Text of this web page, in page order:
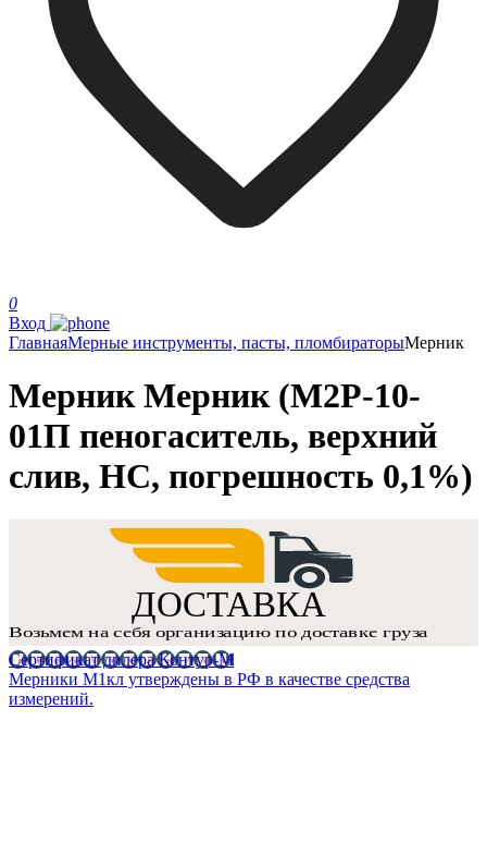
0
Вход
ГлавнаяМерные инструменты, пасты, пломбираторыМерник
Мерник Мерник (М2Р-10-
01П пеногаситель, верхний
слив, НС, погрешность 0,1%)
Сертификат дилера Контур-М
Мерники М1кл утверждены в РФ в качестве средства
измерений.